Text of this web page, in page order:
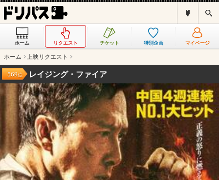
ス
ホーム リクエスト チケット 特別企画 マイページ
ホーム 上映リクエスト
レイジング・ファイア
569位